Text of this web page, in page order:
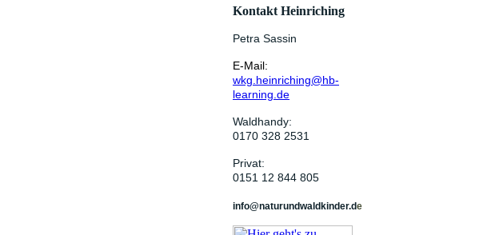
Kontakt Heinriching
Petra Sassin
E-Mail:
wkg.heinriching@hb-
learning.de
Waldhandy:
0170 328 2531
Privat:
0151 12 844 805
info@naturundwaldkinder.de